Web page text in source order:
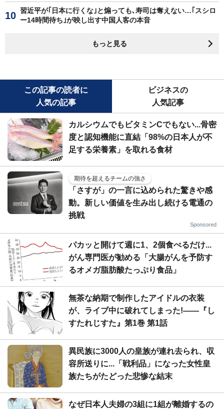
習近平が｢日本に行くな｣と煽っても､寿司は奪えない…｢スシロ
ー14時間待ち｣が映し出す中国人客の本音
もっと見る
この記事の読者に
人気の記事
ビジネスの
人気記事
カルシウムでもビタミンCでもない...骨密
度と認知機能に直結「98%の日本人が不
足する栄養素」を取れる食材
期待を超えるチームの強さ
「さすが」の一言に込められた驚きや感
動。新しい価値を生み出し続ける電通の
挑戦
Sponsored
パカッと開けて週に1、2個食べるだけ...
がん専門医が勧める「大腸がんを予防す
るオメガ脂肪酸たっぷり食品」
無茶な納期で制作したアイドルの衣装
が、ライブ中に破れてしまった!――『し
すたれじすた』第1巻 第1話
異民族に3000人の皇族が連れ去られ、収
容所送りに...「戦利品」になった女性皇
族たちがたどった悲惨な結末
なぜ日本人夫婦の3組に1組が離婚するの